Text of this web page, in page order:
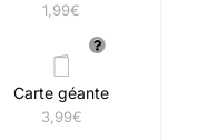
1,99€
Carte géante
3,99€